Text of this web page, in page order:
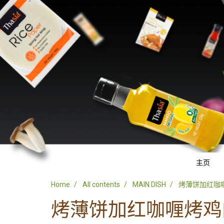
主页
Home All contents MAIN DISH 烤薄饼加红咖
烤薄饼加红咖喱烤